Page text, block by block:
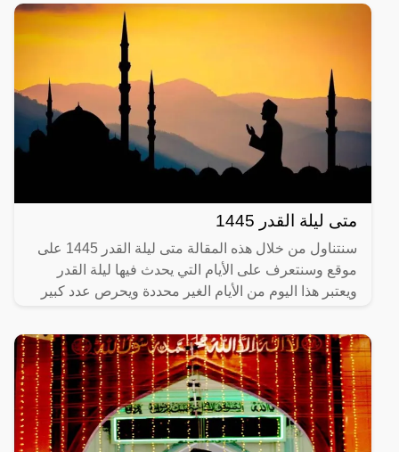
متى ليلة القدر 1445
سنتناول من خلال هذه المقالة متى ليلة القدر 1445 على
موقع وسنتعرف على الأيام التي يحدث فيها ليلة القدر
ويعتبر هذا اليوم من الأيام الغير محددة ويحرص عدد كبير